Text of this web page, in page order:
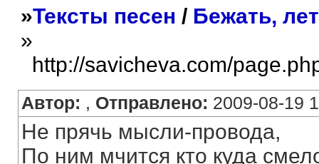
»Тексты песен / Бежать,
»
http://savicheva.com/
Автор: , Отправлено: 2009-08-19
Не прячь мысли-провода,
По ним мчится кто куда